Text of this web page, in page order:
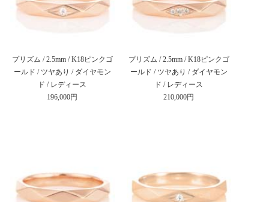
プリズム / 2.5mm / K18ピンクゴ
ールド / ツヤあり / ダイヤモン
ド / レディース
196,000円
プリズム / 2.5mm / K18ピンクゴ
ールド / ツヤあり / ダイヤモン
ド / レディース
210,000円